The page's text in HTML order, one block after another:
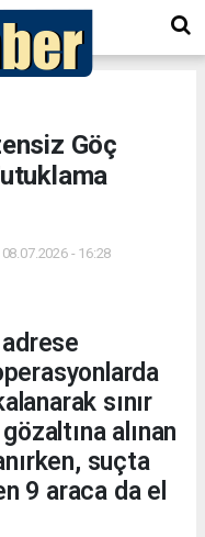
Göç
- 16:28
sınır
alınan
suçta
9 araca da el